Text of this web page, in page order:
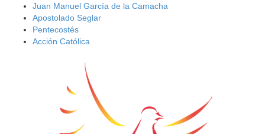
Juan Manuel García de la Camacha
Apostolado Seglar
Pentecostés
Acción Católica